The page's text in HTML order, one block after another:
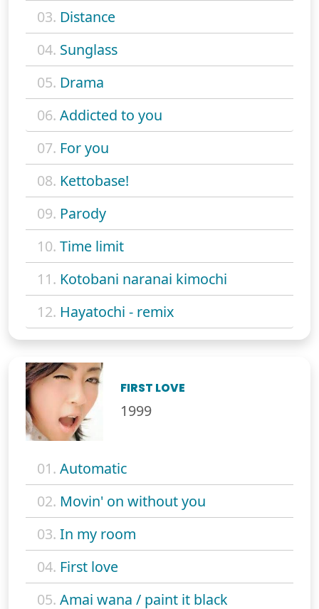
03. Distance
04. Sunglass
05. Drama
06. Addicted to you
07. For you
08. Kettobase!
09. Parody
10. Time limit
11. Kotobani naranai kimochi
12. Hayatochi - remix
FIRST LOVE
1999
01. Automatic
02. Movin' on without you
03. In my room
04. First love
05. Amai wana / paint it black